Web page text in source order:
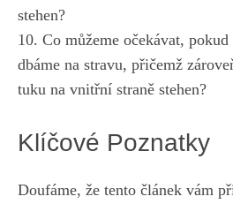
stehen?
10. Co můžeme očekávat,
⁢dbáme na⁣ stravu, přičemž
⁤tuku na vnitřní ‌straně stehen?
Klíčové Poznatky
Doufáme, že tento článek‌ vám